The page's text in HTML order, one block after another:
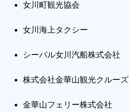
女川町観光協会
女川海上タクシー
シーパル女川汽船株式会社
株式会社金華山観光クルーズ
金華山フェリー株式会社